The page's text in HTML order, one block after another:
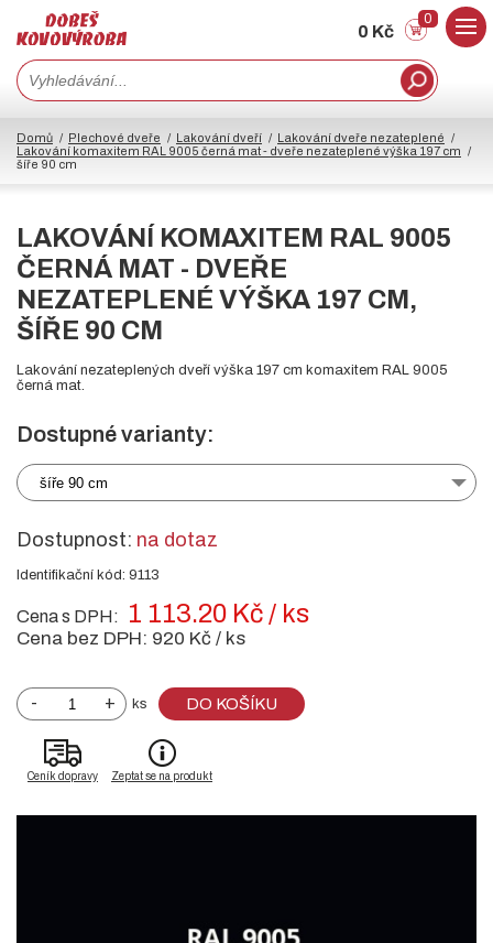
0 Kč
0
Domů Plechové dveře Lakování dveří
Lakování dveře nezateplené
Lakování komaxitem RAL 9005 černá mat - dveře nezateplené výška 197 cm
šíře 90 cm
LAKOVÁNÍ KOMAXITEM RAL 9005
ČERNÁ MAT - DVEŘE
NEZATEPLENÉ VÝŠKA 197 CM,
ŠÍŘE 90 CM
Lakování nezateplených dveří výška 197 cm komaxitem RAL 9005
černá mat.
Dostupné varianty:
šíře 90 cm
Dostupnost: na dotaz
Identifikační kód: 9113
Cena s DPH: 1 113.20 Kč / ks
Cena bez DPH: 920 Kč / ks
- + ks DO KOŠÍKU
Ceník dopravy Zeptat se na produkt